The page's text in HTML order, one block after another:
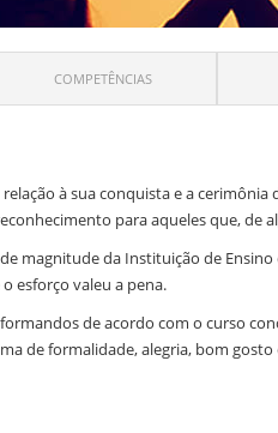
COMPETÊNCIAS
à sua conquista e a
para aqueles que, de
magnitude da Instituição de
esforço valeu a pena.
de acordo com o curso
de formalidade, alegria, bom